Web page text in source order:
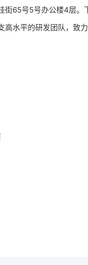
街65号5号办公楼4层
高水平的研发团队，致